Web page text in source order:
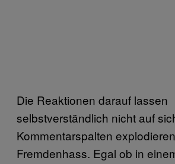
Die Reaktionen darauf lassen
selbstverständlich nicht auf
Kommentarspalten
Fremdenhass. Egal ob in